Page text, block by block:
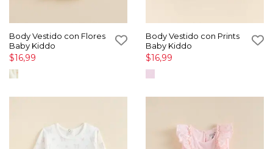
Body Vestido con Flores
Baby Kiddo
$16,99
Body Vestido con Prints
Baby Kiddo
$16,99